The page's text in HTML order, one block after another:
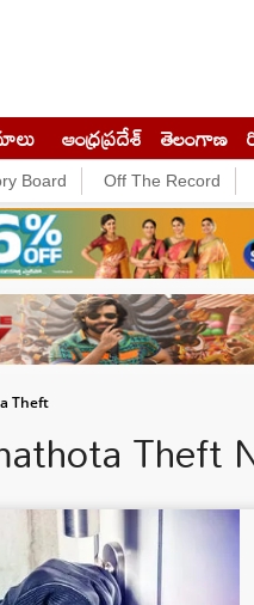
ఆంధ్రప్రదేశ్ తెలంగాణ
Board Off The Record
Theft
Theft